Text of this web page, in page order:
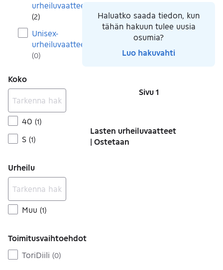
urheiluvaatteet
(2)
Unisex-
urheiluvaatteet
(0)
Koko
40 (1)
S (1)
Urheilu
Muu (1)
Toimitusvaihtoehdot
ToriDiili (0)
Haluatko saada tiedon, kun
tähän hakuun tulee uusia
osumia?
Luo hakuvahti
Sivut
Sivu 1
Lasten urheiluvaatteet
| Ostetaan